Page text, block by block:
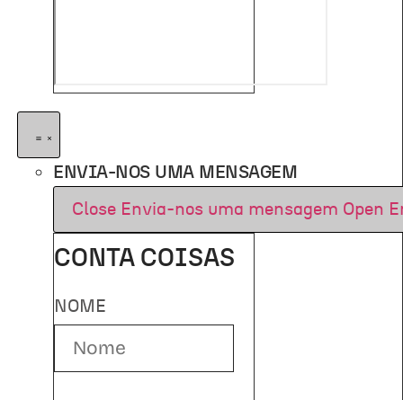
ENVIA-NOS UMA MENSAGEM
Close Envia-nos uma mensagem Open
CONTA COISAS
NOME